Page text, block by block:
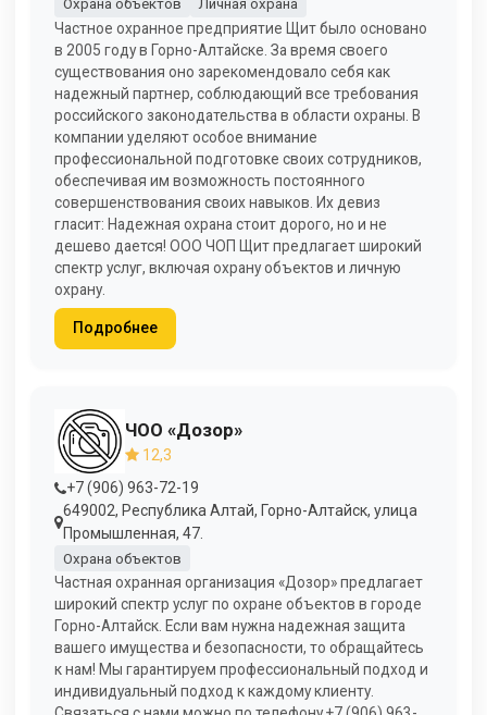
Охрана объектов Личная охрана
Частное охранное предприятие Щит было основано
в 2005 году в Горно-Алтайске. За время своего
существования оно зарекомендовало себя как
надежный партнер, соблюдающий все требования
российского законодательства в области охраны. В
компании уделяют особое внимание
профессиональной подготовке своих сотрудников,
обеспечивая им возможность постоянного
совершенствования своих навыков. Их девиз
гласит: Надежная охрана стоит дорого, но и не
дешево дается! ООО ЧОП Щит предлагает широкий
спектр услуг, включая охрану объектов и личную
охрану.
Подробнее
ЧОО «Дозор»
12,3
+7 (906) 963-72-19
649002, Республика Алтай, Горно-Алтайск, улица
Промышленная, 47.
Охрана объектов
Частная охранная организация «Дозор» предлагает
широкий спектр услуг по охране объектов в городе
Горно-Алтайск. Если вам нужна надежная защита
вашего имущества и безопасности, то обращайтесь
к нам! Мы гарантируем профессиональный подход и
индивидуальный подход к каждому клиенту.